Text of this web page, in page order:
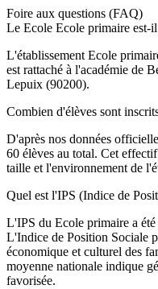
Foire aux questions (FAQ)
Le Ecole Ecole primaire est-
L'établissement Ecole
est rattaché à l'académie de
Lepuix (90200).
Combien d'élèves sont
D'après nos données
60 élèves au total. Cet
taille et l'environnement de
Quel est l'IPS (Indice de
L'IPS du Ecole primaire a
L'Indice de Position Sociale
économique et culturel des
moyenne nationale indique
favorisée.